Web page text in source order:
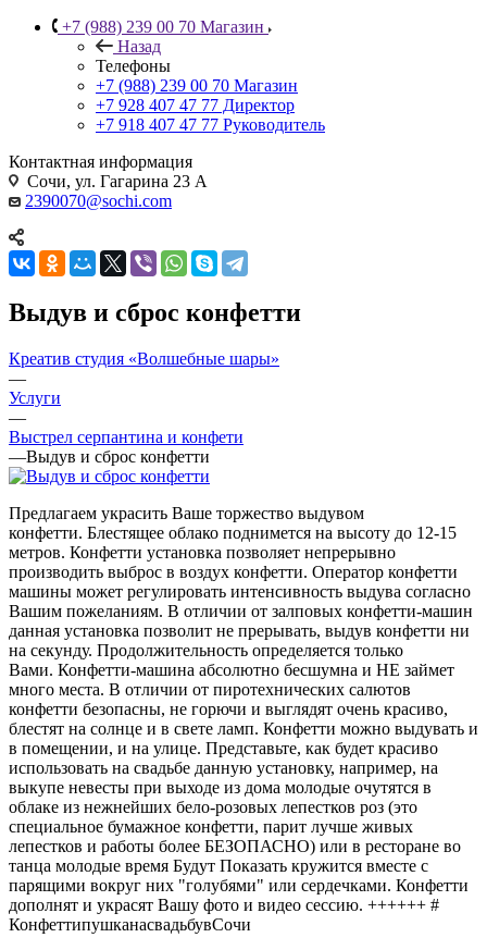
+7 (988) 239 00 70 Магазин
Назад
Телефоны
+7 (988) 239 00 70 Магазин
+7 928 407 47 77 Директор
+7 918 407 47 77 Руководитель
Контактная информация
Сочи, ул. Гагарина 23 А
2390070@sochi.com
Выдув и сброс конфетти
Креатив студия «Волшебные шары»
—
Услуги
—
Выстрел серпантина и конфети
—Выдув и сброс конфетти
Предлагаем украсить Ваше торжество выдувом
конфетти. Блестящее облако поднимется на высоту до 12-15
метров. Конфетти установка позволяет непрерывно
производить выброс в воздух конфетти. Оператор конфетти
машины может регулировать интенсивность выдува согласно
Вашим пожеланиям. В отличии от залповых конфетти-машин
данная установка позволит не прерывать, выдув конфетти ни
на секунду. Продолжительность определяется только
Вами. Конфетти-машина абсолютно бесшумна и НЕ займет
много места. В отличии от пиротехнических салютов
конфетти безопасны, не горючи и выглядят очень красиво,
блестят на солнце и в свете ламп. Конфетти можно выдувать и
в помещении, и на улице. Представьте, как будет красиво
использовать на свадьбе данную установку, например, на
выкупе невесты при выходе из дома молодые очутятся в
облаке из нежнейших бело-розовых лепестков роз (это
специальное бумажное конфетти, парит лучше живых
лепестков и работы более БЕЗОПАСНО) или в ресторане во
танца молодые время Будут Показать кружится вместе с
парящими вокруг них "голубями" или сердечками. Конфетти
дополнят и украсят Вашу фото и видео сессию. ++++++ #
КонфеттипушканасвадьбувСочи